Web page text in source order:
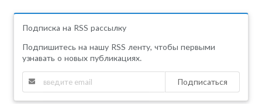
Подписка на RSS рассылку
Подпишитесь на нашу RSS ленту, чтобы первыми
узнавать о новых публикациях.
Подписаться